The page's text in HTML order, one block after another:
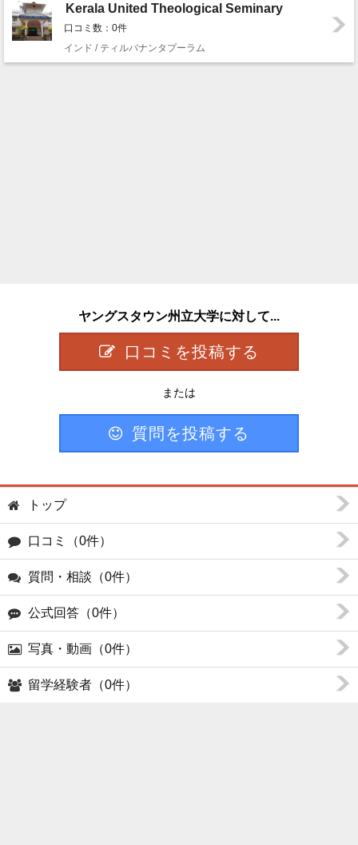
Kerala United Theological Seminary
口コミ数：0件
インド / ティルバナンタプーラム
ヤングスタウン州立大学に対して...
口コミを投稿する
または
質問を投稿する
トップ
口コミ（0件）
質問・相談（0件）
公式回答（0件）
写真・動画（0件）
留学経験者（0件）